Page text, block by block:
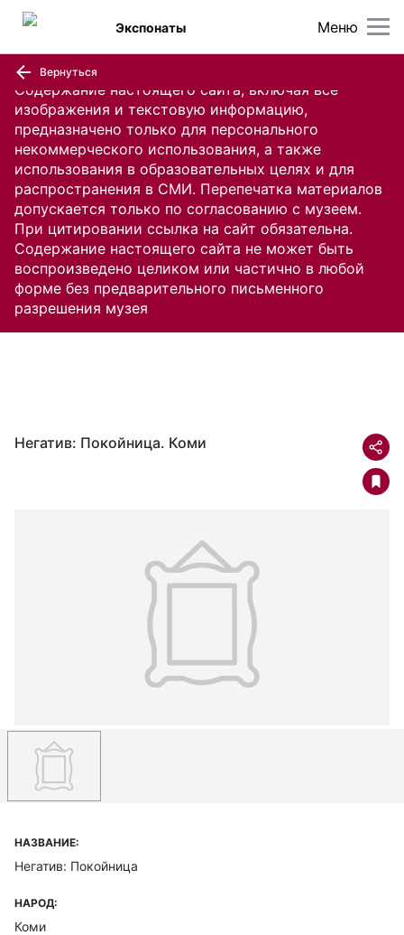
Содержание настоящего сайта, включая все
изображения и текстовую информацию,
предназначено только для персонального
некоммерческого использования, а также
использования в образовательных целях и для
распространения в СМИ. Перепечатка материалов
допускается только по согласованию с музеем.
При цитировании ссылка на сайт обязательна.
Содержание настоящего сайта не может быть
воспроизведено целиком или частично в любой
форме без предварительного письменного
разрешения музея
Меню
Экспонаты
Вернуться
Негатив: Покойница. Коми
НАЗВАНИЕ:
Негатив: Покойница
НАРОД:
Коми